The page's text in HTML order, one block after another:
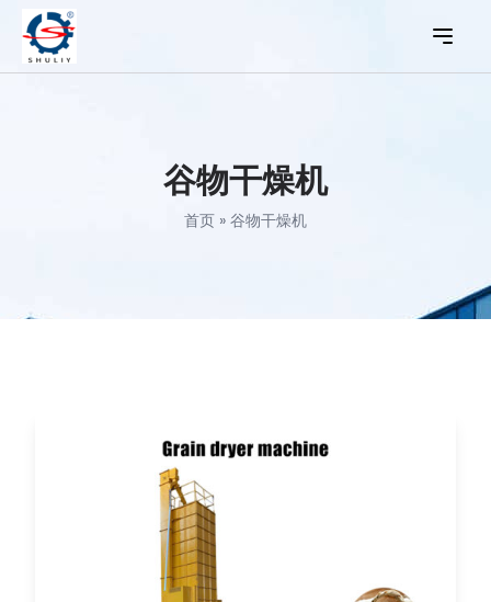
谷物干燥机
首页 » 谷物干燥机